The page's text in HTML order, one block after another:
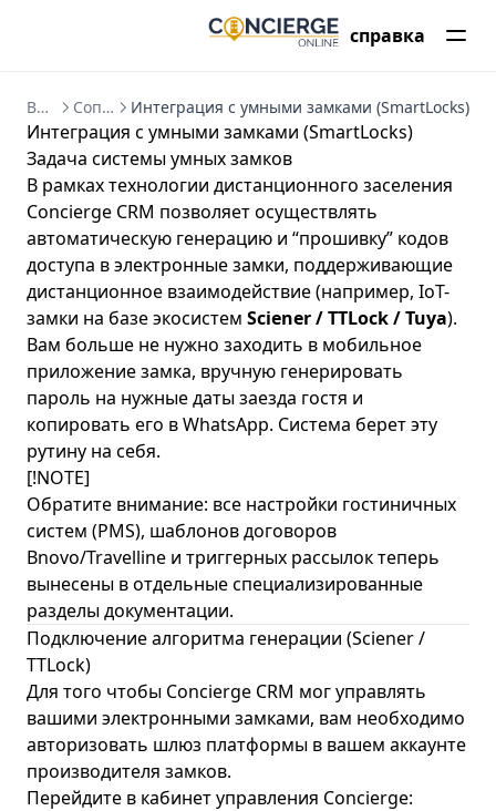
справка
Введение в Concierge CRM Сопряжение с внешними системами Интеграция с умными замками (SmartLocks)
Интеграция с умными замками (SmartLocks)
Задача системы умных замков
В рамках технологии дистанционного заселения
Concierge CRM позволяет осуществлять
автоматическую генерацию и “прошивку” кодов
доступа в электронные замки, поддерживающие
дистанционное взаимодействие (например, IoT-
замки на базе экосистем Sciener / TTLock / Tuya).
Вам больше не нужно заходить в мобильное
приложение замка, вручную генерировать
пароль на нужные даты заезда гостя и
копировать его в WhatsApp. Система берет эту
рутину на себя.
[!NOTE]
Обратите внимание: все настройки гостиничных
систем (PMS), шаблонов договоров
Bnovo/Travelline и триггерных рассылок теперь
вынесены в отдельные специализированные
разделы документации.
Подключение алгоритма генерации (Sciener /
TTLock)
Для того чтобы Concierge CRM мог управлять
вашими электронными замками, вам необходимо
авторизовать шлюз платформы в вашем аккаунте
производителя замков.
Перейдите в кабинет управления Concierge: